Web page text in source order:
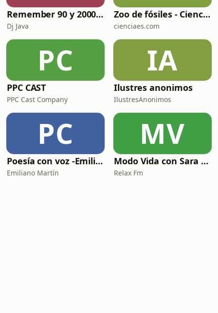
Remember 90 y 2000 en PLAY WITH ME by Dj Java
Dj Java
Zoo de fósiles - Cienciaes.com
cienciaes.com
PC
PPC CAST
PPC Cast Company
IA
Ilustres anonimos
IlustresAnonimos
PC
Poesía con voz -Emiliano Martín- Podcasts
Emiliano Martín
MV
Modo Vida con Sara Manzaneque
Relax Fm